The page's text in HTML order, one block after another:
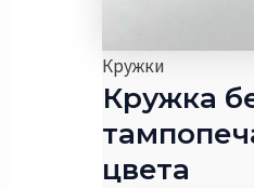
Кружки
Кружка
цвета